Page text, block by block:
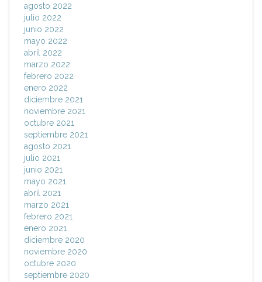
agosto 2022
julio 2022
junio 2022
mayo 2022
abril 2022
marzo 2022
febrero 2022
enero 2022
diciembre 2021
noviembre 2021
octubre 2021
septiembre 2021
agosto 2021
julio 2021
junio 2021
mayo 2021
abril 2021
marzo 2021
febrero 2021
enero 2021
diciembre 2020
noviembre 2020
octubre 2020
septiembre 2020